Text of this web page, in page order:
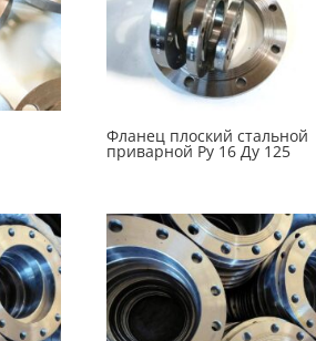
Фланец плоский стальной
приварной Ру 16 Ду 125